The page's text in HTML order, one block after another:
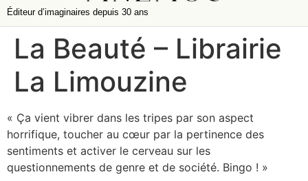
Éditeur d’imaginaires depuis 30 ans
La Beauté – Librairie
La Limouzine
« Ça vient vibrer dans les tripes par son aspect
horrifique, toucher au cœur par la pertinence des
sentiments et activer le cerveau sur les
questionnements de genre et de société. Bingo ! »